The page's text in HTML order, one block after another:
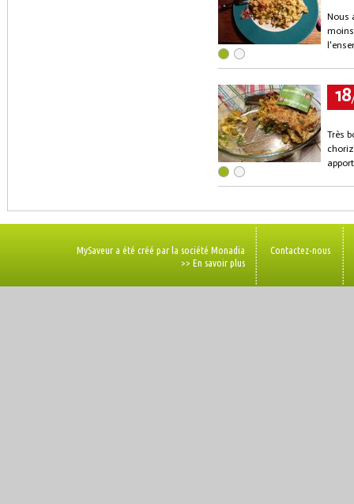
Nous
18
Très
MySaveur a été créé par la société Monadia
>> En savoir plus
Contactez-nous